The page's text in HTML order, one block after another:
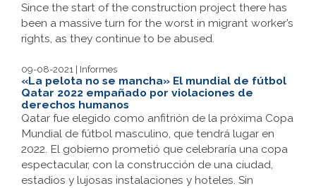
Since the start of the construction project there has
been a massive turn for the worst in migrant worker’s
rights, as they continue to be abused.
09-08-2021 | Informes
«La pelota no se mancha» El mundial de fútbol
Qatar 2022 empañado por violaciones de
derechos humanos
Qatar fue elegido como anfitrión de la próxima Copa
Mundial de fútbol masculino, que tendrá lugar en
2022. El gobierno prometió que celebraría una copa
espectacular, con la construcción de una ciudad,
estadios y lujosas instalaciones y hoteles. Sin